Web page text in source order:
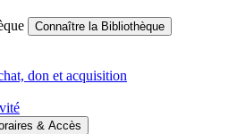
Connaître la Bibliothèque
don et acquisition
& Accès